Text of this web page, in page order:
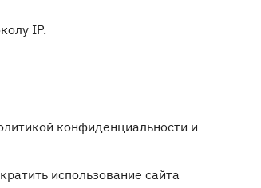
IP.
конфиденциальности и
использование сайта